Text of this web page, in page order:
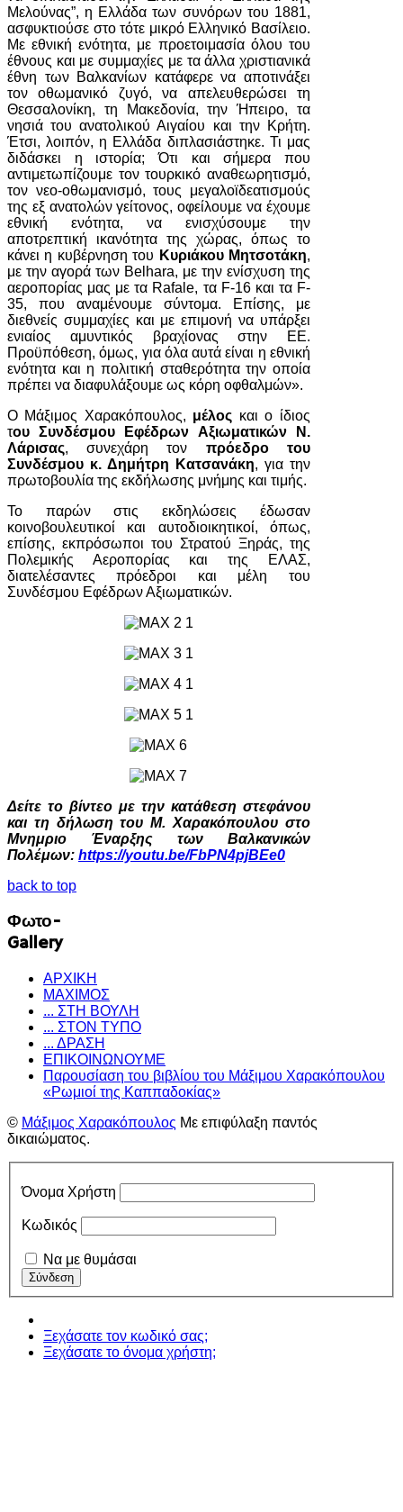
Μελούνας”, η Ελλάδα των συνόρων του 1881,
ασφυκτιούσε στο τότε μικρό Ελληνικό Βασίλειο.
Με εθνική ενότητα, με προετοιμασία όλου του
έθνους και με συμμαχίες με τα άλλα χριστιανικά
έθνη των Βαλκανίων κατάφερε να αποτινάξει
τον οθωμανικό ζυγό, να απελευθερώσει τη
Θεσσαλονίκη, τη Μακεδονία, την Ήπειρο, τα
νησιά του ανατολικού Αιγαίου και την Κρήτη.
Έτσι, λοιπόν, η Ελλάδα διπλασιάστηκε. Τι μας
διδάσκει η ιστορία; Ότι και σήμερα που
αντιμετωπίζουμε τον τουρκικό αναθεωρητισμό,
τον νεο-οθωμανισμό, τους μεγαλοϊδεατισμούς
της εξ ανατολών γείτονος, οφείλουμε να έχουμε
εθνική ενότητα, να ενισχύσουμε την
αποτρεπτική ικανότητα της χώρας, όπως το
κάνει η κυβέρνηση του Κυριάκου Μητσοτάκη,
με την αγορά των Belhara, με την ενίσχυση της
αεροπορίας μας με τα Rafale, τα F-16 και τα F-
35, που αναμένουμε σύντομα. Επίσης, με
διεθνείς συμμαχίες και με επιμονή να υπάρξει
ενιαίος αμυντικός βραχίονας στην ΕΕ.
Προϋπόθεση, όμως, για όλα αυτά είναι η εθνική
ενότητα και η πολιτική σταθερότητα την οποία
πρέπει να διαφυλάξουμε ως κόρη οφθαλμών».
Ο Μάξιμος Χαρακόπουλος, μέλος και ο ίδιος
του Συνδέσμου Εφέδρων Αξιωματικών Ν.
Λάρισας, συνεχάρη τον πρόεδρο του
Συνδέσμου κ. Δημήτρη Κατσανάκη, για την
πρωτοβουλία της εκδήλωσης μνήμης και τιμής.
Το παρών στις εκδηλώσεις έδωσαν
κοινοβουλευτικοί και αυτοδιοικητικοί, όπως,
επίσης, εκπρόσωποι του Στρατού Ξηράς, της
Πολεμικής Αεροπορίας και της ΕΛΑΣ,
διατελέσαντες πρόεδροι και μέλη του
Συνδέσμου Εφέδρων Αξιωματικών.
Δείτε το βίντεο με την κατάθεση στεφάνου
και τη δήλωση του Μ. Χαρακόπουλου στο
Μνημριο Έναρξης των Βαλκανικών
Πολέμων: https://youtu.be/FbPN4pjBEe0
back to top
Φωτο-
Gallery
ΑΡΧΙΚΗ
ΜΑΧΙΜΟΣ
... ΣΤΗ ΒΟΥΛΗ
... ΣΤΟΝ ΤΥΠΟ
... ΔΡΑΣΗ
ΕΠΙΚΟΙΝΩΝΟΥΜΕ
Παρουσίαση του βιβλίου του Μάξιμου Χαρακόπουλου
«Ρωμιοί της Καππαδοκίας»
© Μάξιμος Χαρακόπουλος Με επιφύλαξη παντός
δικαιώματος.
Όνομα Χρήστη
Κωδικός
Να με θυμάσαι
Ξεχάσατε τον κωδικό σας;
Ξεχάσατε το όνομα χρήστη;